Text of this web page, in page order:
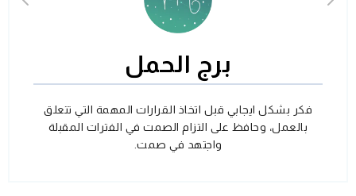
برج الحمل
فكر بشكل ايجابي قبل اتخاذ القرارات المهمة التي تتعلق
بالعمل، وحافظ على التزام الصمت في الفترات المقبلة
واجتهد في صمت.